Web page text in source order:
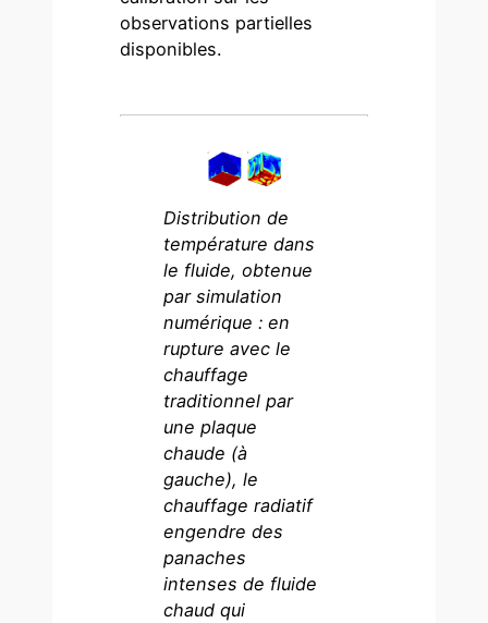
observations partielles
disponibles.
Distribution de
température dans
le fluide, obtenue
par simulation
numérique : en
rupture avec le
chauffage
traditionnel par
une plaque
chaude (à
gauche), le
chauffage radiatif
engendre des
panaches
intenses de fluide
chaud qui